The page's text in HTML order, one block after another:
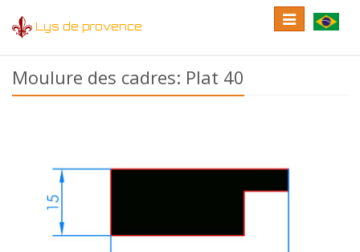
Lys de provence
Toggle
language
Toggle
navigation
Moulure des cadres: Plat 40